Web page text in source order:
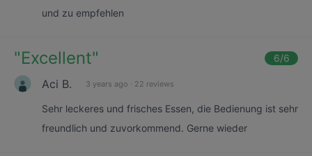
und zu empfehlen
"Excellent" 6/6
Aci B. 3 years ago · 22 reviews
Sehr leckeres und frisches Essen, die Bedienung ist sehr
freundlich und zuvorkommend. Gerne wieder